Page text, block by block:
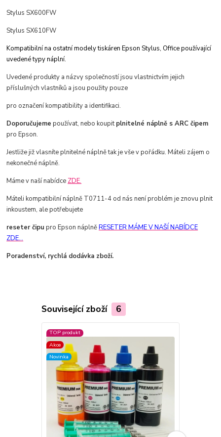
Stylus SX600FW
Stylus SX610FW
Kompatibilní na ostatní modely tiskáren Epson Stylus, Office používající
uvedené typy náplní.
Uvedené produkty a názvy společností jsou vlastnictvím jejich
příslušných vlastníků a jsou použity pouze
pro označení kompatibility a identifikaci.
Doporučujeme používat, nebo koupitplnitelné náplně s ARC čipem
pro Epson.
Jestliže již vlasníte plnitelné náplně tak je vše v pořádku. Máteli zájem o
nekonečné náplně.
Máme v naší nabídce ZDE.
Máteli kompatibilní náplně T0711-4 od nás není problém je znovu plnit
inkoustem, ale potřebujete
reseter čipu pro Epson náplněRESETER MÁME V NAŠÍ NABÍDCE
ZDE...
Poradenství, rychlá dodávka zboží.
Související zboží 6
TOP produkt
Akce
Novinka